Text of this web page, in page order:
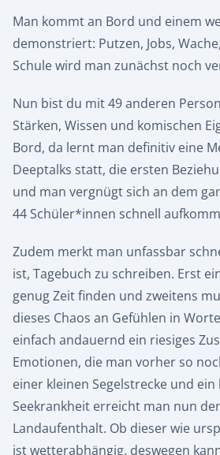
Man kommt an Bord und einem
demonstriert: Putzen, Jobs,
Schule wird man zunächst noch
Nun bist du mit 49 anderen
Stärken, Wissen und komischen
Bord, da lernt man definitiv eine
Deeptalks statt, die ersten
und man vergnügt sich an dem
44 Schüler*innen schnell
Zudem merkt man unfassbar
ist, Tagebuch zu schreiben. Erst
genug Zeit finden und zweitens
dieses Chaos an Gefühlen in
einfach andauernd ein riesiges
Emotionen, die man vorher so
einer kleinen Segelstrecke und ein
Seekrankheit erreicht man nun
Landaufenthalt. Ob dieser wie
ist wetterabhängig, deswegen